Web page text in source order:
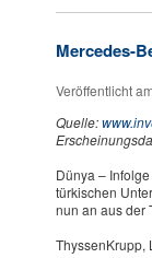
Mercedes-
Veröffentlicht
Quelle:
Dünya –
türkischen
nun an aus der
ThyssenKrupp,